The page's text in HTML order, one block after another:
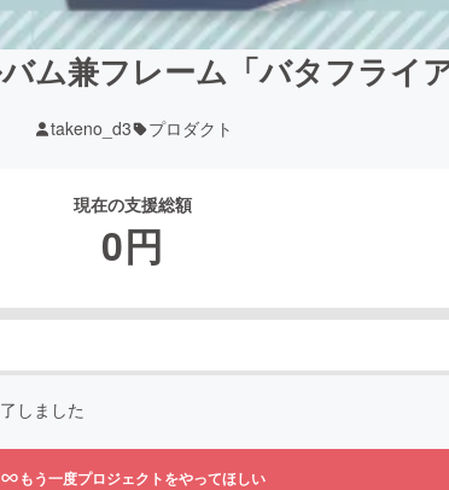
ム兼フレーム「バタフライ
takeno_d3 プロダクト
現在の支援総額
0円
しました
もう一度プロジェクトをやってほしい